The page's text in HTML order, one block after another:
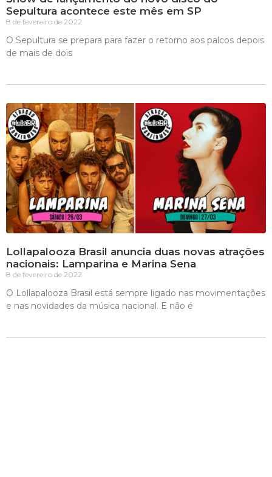
Sepultura acontece este mês em SP
8 de fevereiro de 2022
O Sepultura se prepara para fazer o retorno aos palcos depois
de mais de dois
Lollapalooza Brasil anuncia duas novas atrações
nacionais: Lamparina e Marina Sena
8 de fevereiro de 2022
O Lollapalooza Brasil está sempre ligado nas movimentações
e nas novidades da música nacional. E não é